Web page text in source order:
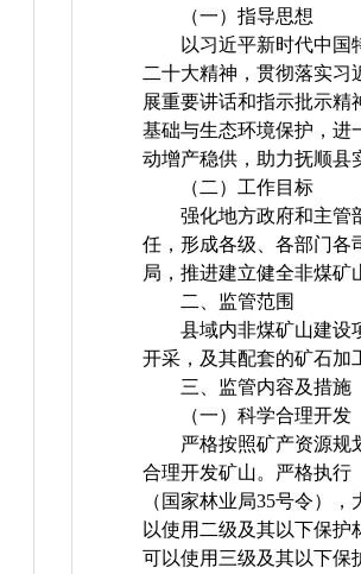
（一）指导思想
以习近平新时代中国
二十大精神，贯彻落实
展重要讲话和指示批示
基础与生态环境保护，进
动增产稳供，助力抚顺县
（二）工作目标
强化地方政府和主管
任，形成各级、各部门各
局，推进建立健全非煤矿
二、监管范围
县域内非煤矿山建设
开采，及其配套的矿石加
三、监管内容及措施
（一）科学合理开发
严格按照矿产资源规
合理开发矿山。严格执行
（国家林业局35号令）
以使用二级及其以下保护
可以使用三级及其以下保